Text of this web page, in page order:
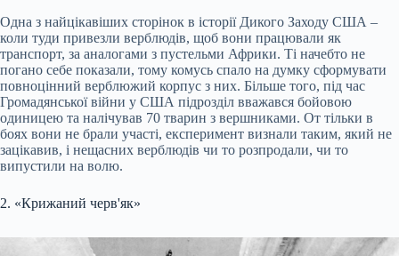
Одна з найцікавіших сторінок в історії Дикого Заходу США –
коли туди привезли верблюдів, щоб вони працювали як
транспорт, за аналогами з пустельми Африки. Ті начебто не
погано себе показали, тому комусь спало на думку сформувати
повноцінний верблюжий корпус з них. Більше того, під час
Громадянської війни у США підрозділ вважався бойовою
одиницею та налічував 70 тварин з вершниками. От тільки в
боях вони не брали участі, експеримент визнали таким, який не
зацікавив, і нещасних верблюдів чи то розпродали, чи то
випустили на волю.
2. «Крижаний черв'як»